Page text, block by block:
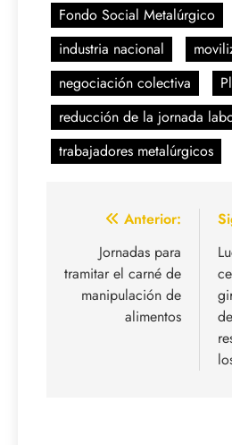
Fondo Social Metalúrgico
industria nacional
negociación colectiva
reducción de la jornada
trabajadores metalúrgicos
Navegación
entradas
Anterior:
Jornadas para
tramitar el carné de
manipulación de
alimentos